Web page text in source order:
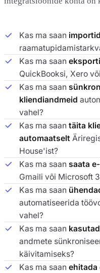
Kas ma saan
Kas ma saan
QuickBooksi, Xero
Kas ma saan
kliendiandmeid
vahel?
Kas ma saan täita
automaatselt
House'ist?
Kas ma saan saata
Gmaili või Microsoft
Kas ma saan
automatiseerida
vahel?
Kas ma saan
andmete
käivitamiseks?
Kas ma saan ehitada